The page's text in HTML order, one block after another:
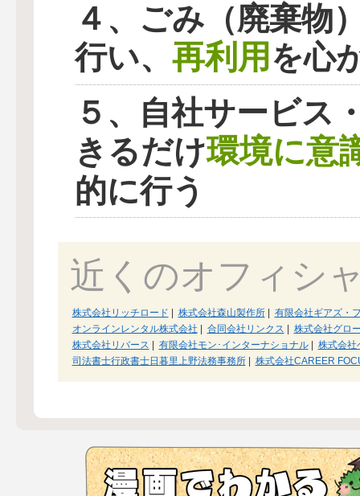
４、ごみ（廃棄物
行い、 再利用を心
５、自社サービス
きるだけ環境に意
的に行う
近くのオフィシ
株式会社リッチロード 株式会社森山製作所|
有限会社ギアズ・
オンラインレンタル株式会社
合同会社リンクス
株式会社グロ
株式会社リバース
有限会社モン･インターナショナル|
株式会
司法書士行政書士日暮里上野法務事務所| 株式会社CAREER